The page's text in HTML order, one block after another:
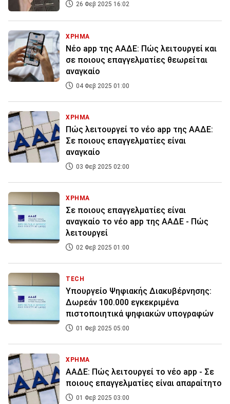
26 Φεβ 2025 16:02
ΧΡΗΜΑ
Νέο app της ΑΑΔΕ: Πώς λειτουργεί και
σε ποιους επαγγελματίες θεωρείται
αναγκαίο
04 Φεβ 2025 01:00
ΧΡΗΜΑ
Πώς λειτουργεί το νέο app της ΑΑΔΕ:
Σε ποιους επαγγελματίες είναι
αναγκαίο
03 Φεβ 2025 02:00
ΧΡΗΜΑ
Σε ποιους επαγγελματίες είναι
αναγκαίο το νέο app της ΑΑΔΕ - Πώς
λειτουργεί
02 Φεβ 2025 01:00
TECH
Υπουργείο Ψηφιακής Διακυβέρνησης:
Δωρεάν 100.000 εγκεκριμένα
πιστοποιητικά ψηφιακών υπογραφών
01 Φεβ 2025 05:00
ΧΡΗΜΑ
ΑΑΔΕ: Πώς λειτουργεί το νέο app - Σε
ποιους επαγγελματίες είναι απαραίτητο
01 Φεβ 2025 03:00